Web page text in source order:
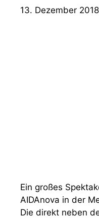
13. Dezember 2018
Ein großes
AIDAnova in der
Die direkt neben